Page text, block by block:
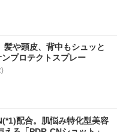
髪や頭皮、背中もシュッと
プロテクトスプレー
配合。肌悩み特化型美容